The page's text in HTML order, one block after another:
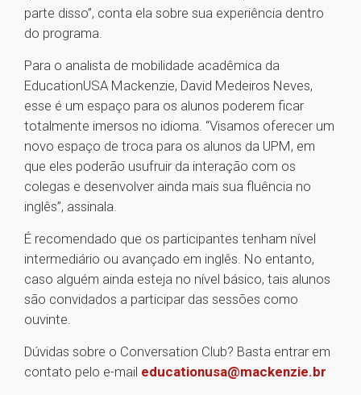
parte disso”, conta ela sobre sua experiência dentro
do programa.
Para o analista de mobilidade acadêmica da
EducationUSA Mackenzie, David Medeiros Neves,
esse é um espaço para os alunos poderem ficar
totalmente imersos no idioma. “Visamos oferecer um
novo espaço de troca para os alunos da UPM, em
que eles poderão usufruir da interação com os
colegas e desenvolver ainda mais sua fluência no
inglês”, assinala.
É recomendado que os participantes tenham nível
intermediário ou avançado em inglês. No entanto,
caso alguém ainda esteja no nível básico, tais alunos
são convidados a participar das sessões como
ouvinte.
Dúvidas sobre o Conversation Club? Basta entrar em
contato pelo e-mail educationusa@mackenzie.br